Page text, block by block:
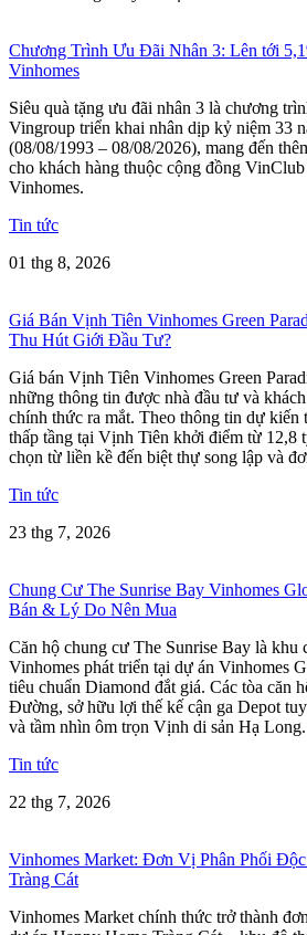
Chương Trình Ưu Đãi Nhân 3: Lên tới
Vinhomes
Siêu quà tặng ưu đãi nhân 3 là chương
Vingroup triển khai nhân dịp kỷ niệm 33
(08/08/1993 – 08/08/2026), mang đến
cho khách hàng thuộc cộng đồng
Vinhomes.
Tin tức
01 thg 8, 2026
Giá Bán Vịnh Tiên Vinhomes Green
Thu Hút Giới Đầu Tư?
Giá bán Vịnh Tiên Vinhomes Green
những thông tin được nhà đầu tư và
chính thức ra mắt. Theo thông tin dự kiến
thấp tầng tại Vịnh Tiên khởi điểm từ 12,8
chọn từ liền kề đến biệt thự song lập và
Tin tức
23 thg 7, 2026
Chung Cư The Sunrise Bay Vinhomes
Bán & Lý Do Nên Mua
Căn hộ chung cư The Sunrise Bay là khu
Vinhomes phát triển tại dự án Vinhomes
tiêu chuẩn Diamond đắt giá. Các tòa căn
Đường, sở hữu lợi thế kế cận ga Depot
và tầm nhìn ôm trọn Vịnh di sản Hạ Long.
Tin tức
22 thg 7, 2026
Vinhomes Market: Đơn Vị Phân Phối
Tràng Cát
Vinhomes Market chính thức trở thành